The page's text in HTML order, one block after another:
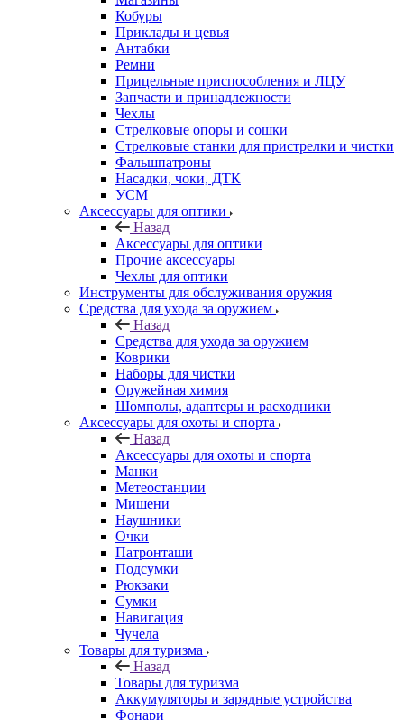
Кобуры
Приклады и цевья
Антабки
Ремни
Прицельные приспособления и ЛЦУ
Запчасти и принадлежности
Чехлы
Стрелковые опоры и сошки
Стрелковые станки для пристрелки и чистки
Фальшпатроны
Насадки, чоки, ДТК
УСМ
Аксессуары для оптики
Назад
Аксессуары для оптики
Прочие аксессуары
Чехлы для оптики
Инструменты для обслуживания оружия
Средства для ухода за оружием
Назад
Средства для ухода за оружием
Коврики
Наборы для чистки
Оружейная химия
Шомполы, адаптеры и расходники
Аксессуары для охоты и спорта
Назад
Аксессуары для охоты и спорта
Манки
Метеостанции
Мишени
Наушники
Очки
Патронташи
Подсумки
Рюкзаки
Сумки
Навигация
Чучела
Товары для туризма
Назад
Товары для туризма
Аккумуляторы и зарядные устройства
Фонари